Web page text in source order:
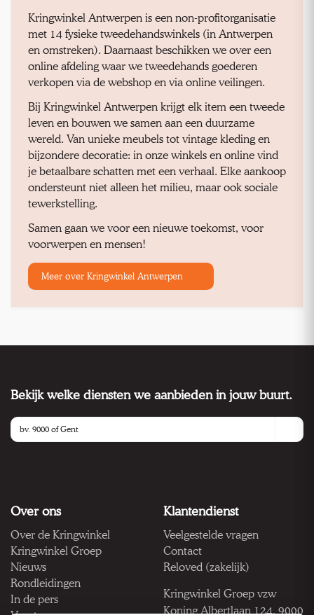
Kringwinkel Antwerpen is een non-profitorganisatie
met 14 fysieke tweedehandswinkels (in Antwerpen
en omstreken). Daarnaast beschikken we over een
online afdeling waar we tweedehands goederen
verkopen via de webshop en via online veilingen.
Bij Kringwinkel Antwerpen krijgt elk item een tweede
leven en bouwen we samen aan een duurzame
wereld. Van unieke meubels tot vintage kleding en
bijzondere decoratie: in onze winkels en online vind
je betaalbare schatten met een verhaal. Elke aankoop
ondersteunt niet alleen het milieu, maar ook sociale
tewerkstelling.
Samen gaan we voor een nieuwe toekomst, voor
voorwerpen en mensen!
Meer over Kringwinkel Antwerpen
Bekijk welke diensten we aanbieden in jouw buurt.
Over ons
Over de Kringwinkel
Kringwinkel Groep
Nieuws
Rondleidingen
In de pers
Klantendienst
Veelgestelde vragen
Contact
Reloved (zakelijk)
Kringwinkel Groep vzw
Koning Albertlaan 124, 9000